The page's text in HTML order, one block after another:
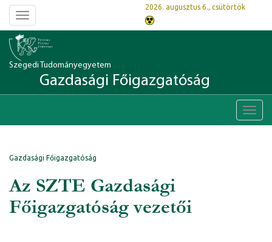
Toggle
navigation
2026. augusztus 6., csütörtök
Szegedi Tudományegyetem
Gazdasági Főigazgatóság
Gazdasági Főigazgatóság
Az SZTE Gazdasági
Főigazgatóság vezetői